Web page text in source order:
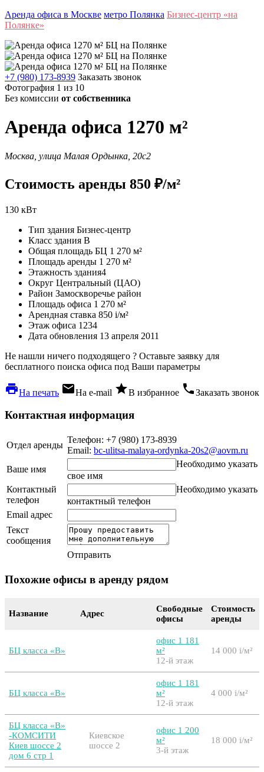
Аренда офиса в Москве метро Полянка Бизнес-центр «на
Полянке»
+7 (980) 173-8939 Заказать звонок
Фотография 1 из 10
Без комиссии от собственника
Аренда офиса 1270 м²
Москва, улица Малая Ордынка, 20с2
Стоимость аренды 850 ₽/м²
130 кВт
Тип здания Бизнес-центр
Класс здания B
Общая площадь БЦ 1 270 м²
Площадь аренды 1 270 м²
Этажность здания4
Округ Центральный (ЦАО)
Район Замоскворечье район
Площадь офиса 1 270 м²
Арендная ставка 850 i/м²
Этаж офиса 1234
Дата обновления 13 апреля 2011
Не нашли ничего подходящего ? Оставьте заявку для
бесплатного поиска офиса под Ваши параметры
local_printshopНа печать local_post_officeНа e-mail starВ избранное phoneЗаказать звонок
Контактная информация
Отдел аренды
Телефон: +7 (980) 173-8939
Email: bc-ulitsa-malaya-ordynka-20s2@aovm.ru
Ваше имя
Необходимо указать
свое имя
Контактный
телефон
Необходимо указать
контактный телефон
Email адрес
Текст
сообщения
Отправить
Похожие офисы в аренду рядом
Название Адрес
Свободные
офисы
Стоимость
аренды
БЦ класса «B»
офис 1 181
м²
12-й этаж
14 000 i/м²
БЦ класса «B»
офис 1 181
м²
12-й этаж
4 000 i/м²
БЦ класса «B»
-КОМСИТИ
Киев шоссе 2
дом 6 стр 1
Киевское
шоссе 2
офис 1 200
м²
3-й этаж
18 000 i/м²